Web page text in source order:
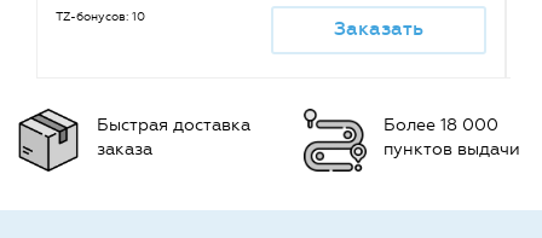
TZ-бонусов: 10 Заказать
Быстрая доставка
заказа
Более 18 000
пунктов выдачи